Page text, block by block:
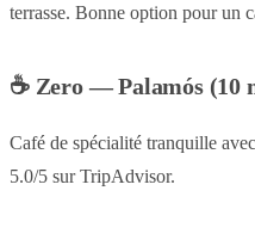
terrasse. Bonne option pour un
☕ Zero — Palamós (10
Café de spécialité tranquille
5.0/5 sur TripAdvisor.